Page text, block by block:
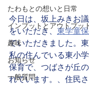
たわもとの想いと日常
インプットとアウトプッ
趣味
お知らせ
一般質問
今日は、坂上みきお
をいただき、 東学童
ていただきました。東
私の住んでいる東小
保育で、つばさが丘
れています。、住民